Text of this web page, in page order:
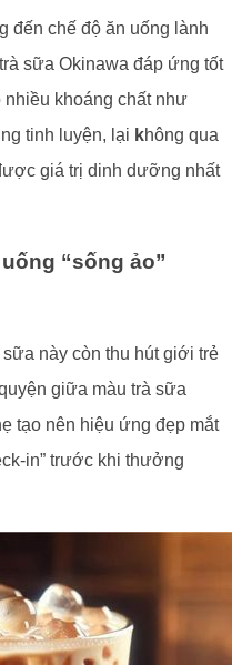
đến chế độ ăn uống lành
sữa Okinawa đáp ứng tốt
khoáng chất như
tinh luyện, lại không qua
giá trị dinh dưỡng nhất
“sống ảo”
này còn thu hút giới trẻ
giữa màu trà sữa
tạo nên hiệu ứng đẹp mắt
in” trước khi thưởng